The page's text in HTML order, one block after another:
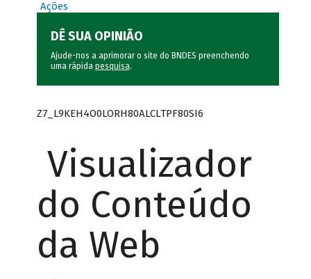
Ações
DÊ SUA OPINIÃO
Ajude-nos a aprimorar o site do BNDES preenchendo
uma rápida pesquisa.
Z7_L9KEH4O0LORH80ALCLTPF80SI6
Visualizador
do Conteúdo
da Web